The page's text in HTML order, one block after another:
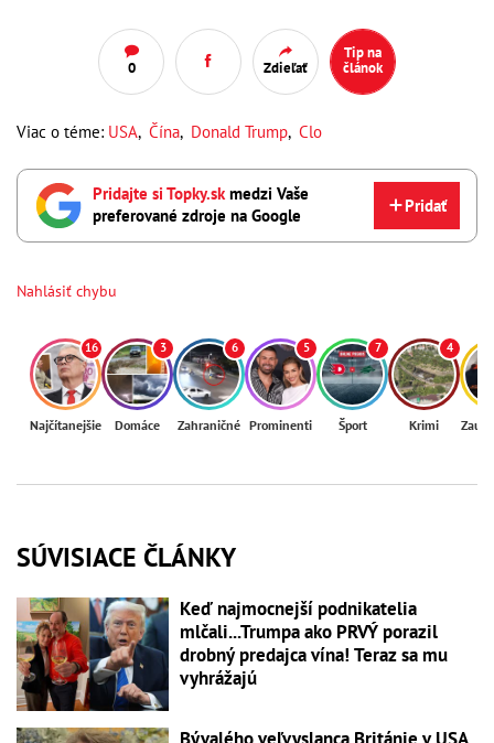
0 Zdieľať
Tip na
článok
Viac o téme: USA, Čína, Donald Trump, Clo
Pridajte si Topky.skmedzi Vaše
preferované zdroje na Google
Pridať
Nahlásiť chybu
16
Najčítanejšie
3
Domáce
6
Zahraničné
5
Prominenti
7
Šport
4
Krimi
SÚVISIACE ČLÁNKY
Keď najmocnejší podnikatelia
mlčali...Trumpa ako PRVÝ porazil
drobný predajca vína! Teraz sa mu
vyhrážajú